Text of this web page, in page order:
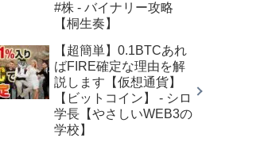
#株 - バイナリー攻略
【桐生奏】
【超簡単】0.1BTCあれ
ばFIRE確定な理由を解
説します【仮想通貨】
【ビットコイン】 - シロ
学長【やさしいWEB3の
学校】